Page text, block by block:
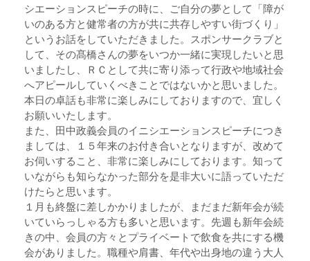
シエーションスピーチの時に、ご自分の夢として「障が
いのある方と健常者の方が共に共存しやすい街づくり」
というお話をしていただきました。スポンサークラブと
して、その髙橋さんの夢をいつか一緒に実現したいと思
いましたし、ＲＣとして共に寄り添って行政や地域社会
へアピールしていくべきことではないかと思いました。
本日の卓話も非常に楽しみにしておりますので、宜しく
お願いいたします。
また、田中政義会員のイニシエーションスピーチにつき
ましては、１５年来のお付き合いとなりますが、改めて
お伺いすること、非常に楽しみにしております。知って
いながらも知らなかった部分を是非大いに語っていただ
けたらと思います。
１月も終盤に差しかかりましたが、まだまだ新年会が続
いていらっしゃる方も多いと思います。先週も新年会続
きの中、会員の方々とプライベートで飲食を共にする機
会がありました。職種や肩書、年代や出身地の違う大人